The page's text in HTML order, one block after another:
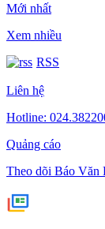
Mới nhất
Xem nhiều
RSS
Liên hệ
Hotline:
Quảng cáo
Theo dõi Báo Văn